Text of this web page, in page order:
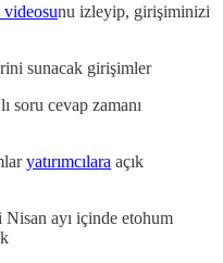
nu izleyip, girişiminizi
sunacak girişimler
soru cevap zamanı
yatırımcılara açık
ayı içinde etohum